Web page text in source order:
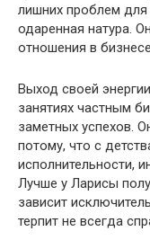
лишних проблем для
одаренная натура.
отношения в
Выход своей
занятиях частным
заметных успехов.
потому, что с
исполнительности,
Лучше у Ларисы
зависит
терпит не всегда